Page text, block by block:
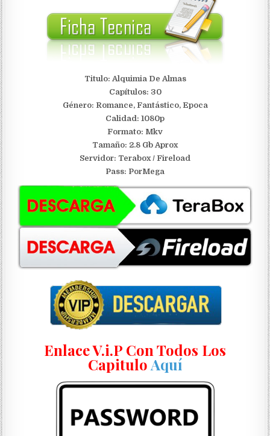
Titulo: Alquimia De Almas
Capítulos: 30
Género: Romance, Fantástico, Epoca
Calidad: 1080p
Formato: Mkv
Tamaño: 2.8 Gb Aprox
Servidor: Terabox / Fireload
Pass: PorMega
Enlace V.i.P Con Todos Los
Capitulo Aquí